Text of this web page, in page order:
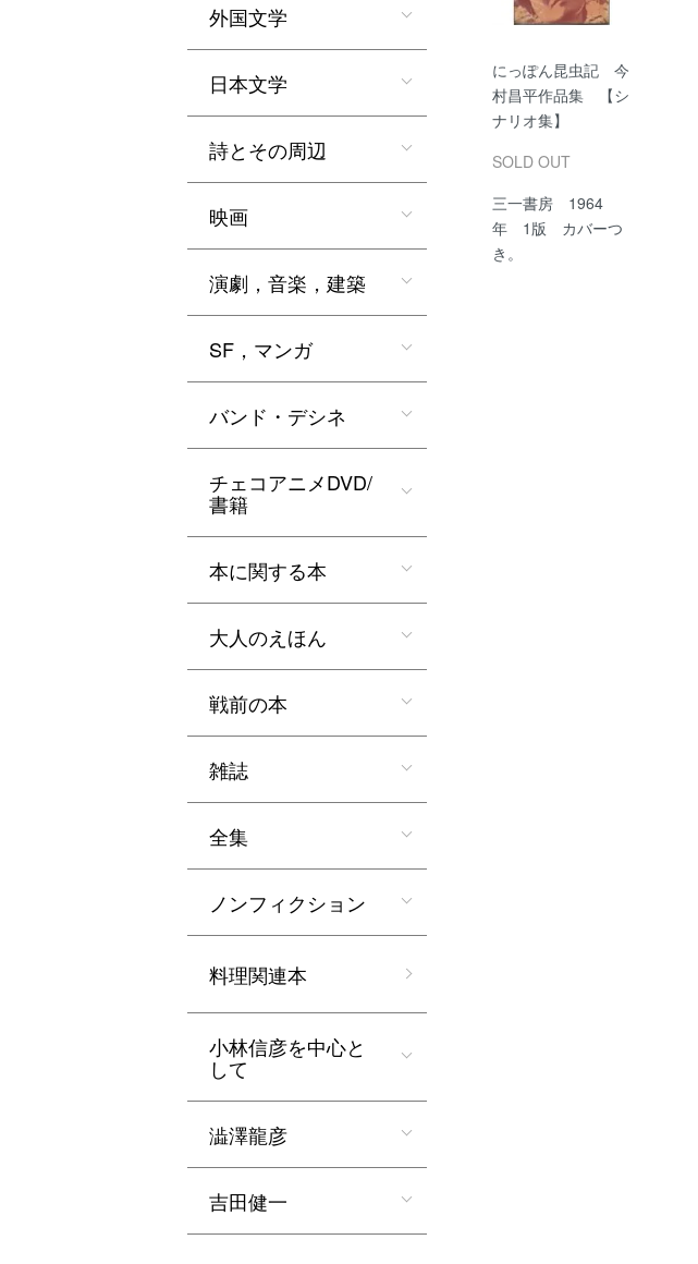
にっぽん昆虫記 今
村昌平作品集 【シ
ナリオ集】
SOLD OUT
三一書房 1964
年 1版 カバーつ
き。
外国文学
日本文学
詩とその周辺
映画
演劇，音楽，建築
SF，マンガ
バンド・デシネ
チェコアニメDVD/
書籍
本に関する本
大人のえほん
戦前の本
雑誌
全集
ノンフィクション
料理関連本
小林信彦を中心と
して
澁澤龍彦
吉田健一